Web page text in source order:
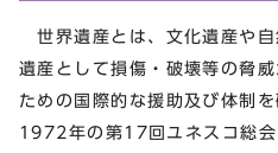
世界遺産とは、文化遺産や自
遺産として損傷・破壊等の脅
ための国際的な援助及び体制
1972年の第17回ユネスコ総